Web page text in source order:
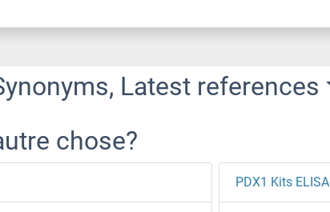
Latest references
chose?
PDX1 Kits ELISA